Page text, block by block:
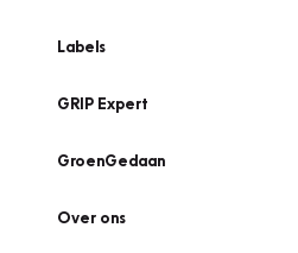
Labels
GRIP Expert
GroenGedaan
Over ons